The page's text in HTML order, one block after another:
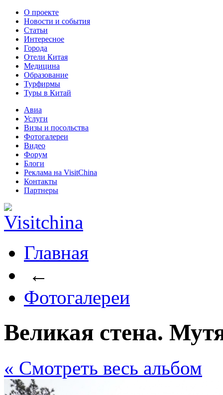
О проекте
Новости и события
Статьи
Интересное
Города
Отели Китая
Медицина
Образование
Турфирмы
Туры в Китай
Авиа
Услуги
Визы и посольства
Фотогалереи
Видео
Форум
Блоги
Реклама на VisitChina
Контакты
Партнеры
Главная
←
Фотогалереи
Великая стена.
« Cмотреть весь альбом